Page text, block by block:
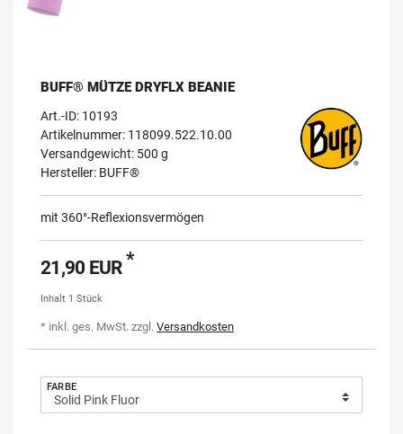
BUFF® MÜTZE DRYFLX BEANIE
Art.-ID: 10193
Artikelnummer: 118099.522.10.00
Versandgewicht: 500 g
Hersteller: BUFF®
mit 360°-Reflexionsvermögen
21,90 EUR*
Inhalt 1 Stück
* inkl. ges. MwSt. zzgl. Versandkosten
FARBE